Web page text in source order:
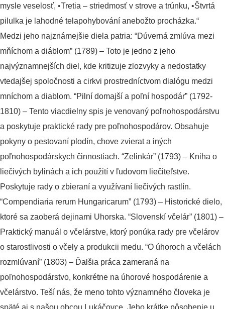
mysle veselosť, •Tretia – striedmosť v strove a trúnku, •Štvrtá
pilulka je lahodné telapohybování anebožto procházka.“
Medzi jeho najznámejšie diela patria: “Dúverná zmlúva mezi
mňíchom a diáblom” (1789) – Toto je jedno z jeho
najvýznamnejších diel, kde kritizuje zlozvyky a nedostatky
vtedajšej spoločnosti a cirkvi prostredníctvom dialógu medzi
mníchom a diablom. “Pilní domajší a poľní hospodár” (1792-
1810) – Tento viacdielny spis je venovaný poľnohospodárstvu
a poskytuje praktické rady pre poľnohospodárov. Obsahuje
pokyny o pestovaní plodín, chove zvierat a iných
poľnohospodárskych činnostiach. “Zelinkár” (1793) – Kniha o
liečivých bylinách a ich použití v ľudovom liečiteľstve.
Poskytuje rady o zbieraní a využívaní liečivých rastlín.
“Compendiaria rerum Hungaricarum” (1793) – Historické dielo,
ktoré sa zaoberá dejinami Uhorska. “Slovenskí včelár” (1801) –
Praktický manuál o včelárstve, ktorý ponúka rady pre včelárov
o starostlivosti o včely a produkcii medu. “O úhoroch a včelách
rozmlúvaní” (1803) – Ďalšia práca zameraná na
poľnohospodárstvo, konkrétne na úhorové hospodárenie a
včelárstvo. Teší nás, že meno tohto významného človeka je
späté aj s našou obcou Lukáčovce. Jeho krátke pôsobenie u